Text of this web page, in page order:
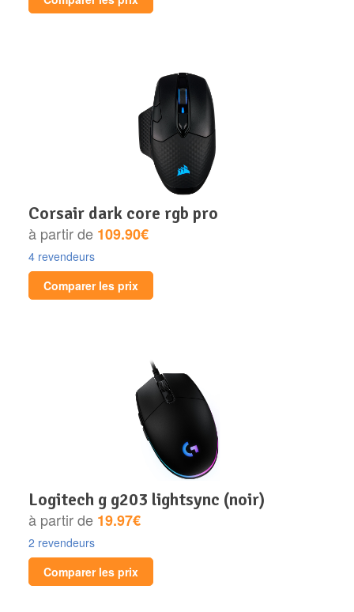
corsair dark core rgb pro
à partir de 109.90€
4 revendeurs
Comparer les prix
logitech g g203 lightsync (noir)
à partir de 19.97€
2 revendeurs
Comparer les prix